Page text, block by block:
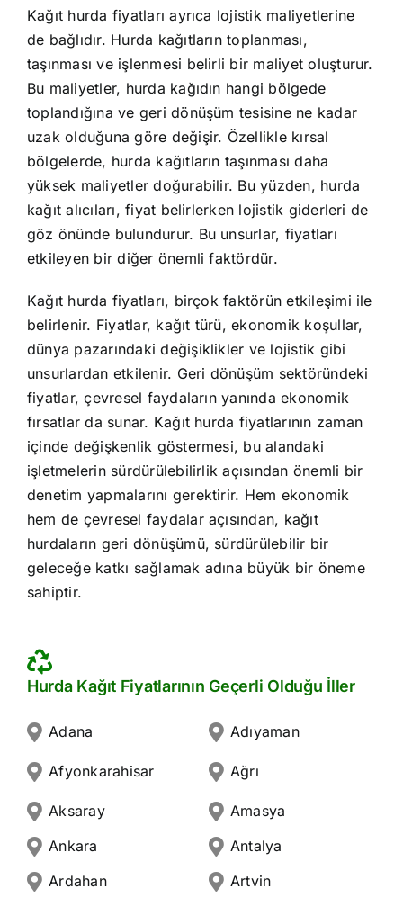
Kağıt hurda fiyatları ayrıca lojistik maliyetlerine
de bağlıdır. Hurda kağıtların toplanması,
taşınması ve işlenmesi belirli bir maliyet oluşturur.
Bu maliyetler, hurda kağıdın hangi bölgede
toplandığına ve geri dönüşüm tesisine ne kadar
uzak olduğuna göre değişir. Özellikle kırsal
bölgelerde, hurda kağıtların taşınması daha
yüksek maliyetler doğurabilir. Bu yüzden, hurda
kağıt alıcıları, fiyat belirlerken lojistik giderleri de
göz önünde bulundurur. Bu unsurlar, fiyatları
etkileyen bir diğer önemli faktördür.
Kağıt hurda fiyatları, birçok faktörün etkileşimi ile
belirlenir. Fiyatlar, kağıt türü, ekonomik koşullar,
dünya pazarındaki değişiklikler ve lojistik gibi
unsurlardan etkilenir. Geri dönüşüm sektöründeki
fiyatlar, çevresel faydaların yanında ekonomik
fırsatlar da sunar. Kağıt hurda fiyatlarının zaman
içinde değişkenlik göstermesi, bu alandaki
işletmelerin sürdürülebilirlik açısından önemli bir
denetim yapmalarını gerektirir. Hem ekonomik
hem de çevresel faydalar açısından, kağıt
hurdaların geri dönüşümü, sürdürülebilir bir
geleceğe katkı sağlamak adına büyük bir öneme
sahiptir.
Hurda Kağıt Fiyatlarının Geçerli Olduğu İller
Adana Adıyaman
Afyonkarahisar Ağrı
Aksaray
Amasya
Ankara
Antalya
Ardahan
Artvin